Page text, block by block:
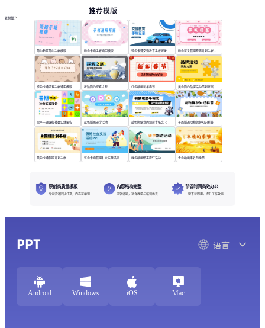
推荐模版
更多模板
简约粉蓝简约手帐模版 粉色卡通手帐通用模版 蓝色卡通交通教育手帐记录 粉色可爱假期旅游计划手帐模版
棕色卡通可爱手帐通用模版 拼贴简约探索之旅 红色插画新年春节 黄色简约品牌活动策划方案
扁平卡通暑假社会实践报告 蓝色插画研学活动 蓝色撕纸我的观影手帐之《不能说的秘密》 平面插画动物保护知识科普
黄色卡通假期计划手帐 蓝色卡通假期社会实践活动 绿色插画研学旅行活动 金色插画丰收的季节
原创高质量模板
专业设计团队打造，内容可编辑
内容结构完整
逻辑清晰，适合教学与培训场景
节省时间高效办公
一键下载即用，提升工作效率
PPT 语言
Android Windows iOS Mac